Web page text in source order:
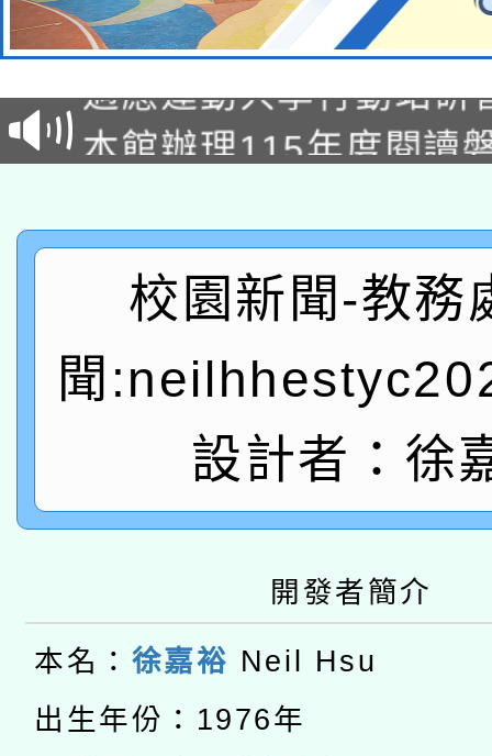
本校115學年度第2次
招)
本館辦理115年度閱讀
礎課程
A3數位素養講師名單
「數位內容與教學軟
pilot」
有關大陸委員會函釋公
薪期間赴陸應申請許可
轉知經濟部水利署委託
業技術研究院辦理「
用水績優單位及節水達
115年8月22日(星期六
桃園市孔廟祈福系列
開 智慧啟航」
2026年桃園地景藝術
本校115學年度第2次
招甄選結果公告(無人
招)
適應運動共學行動站研
本館辦理115年度閱讀
暨閱讀推動專業研習
科技賦能─人工智慧
校園新聞-教務
聞
設計者：徐
開發者簡介
本名： 徐嘉裕 Neil Hsu
出生年份：1976年